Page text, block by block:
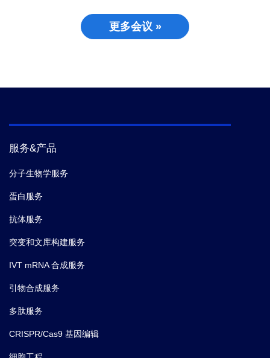
更多会议 »
服务&产品
分子生物学服务
蛋白服务
抗体服务
突变和文库构建服务
IVT mRNA 合成服务
引物合成服务
多肽服务
CRISPR/Cas9 基因编辑